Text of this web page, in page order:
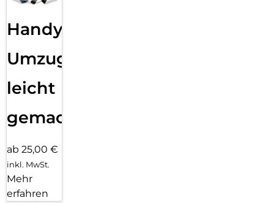
Handy
Umzug
leicht
gemacht!
ab 25,00 €
inkl. MwSt.
Mehr
erfahren